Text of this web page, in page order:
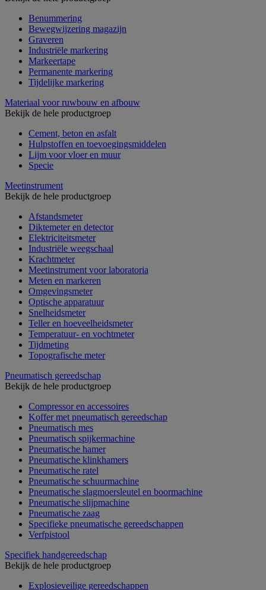
Benummering
Bewegwijzering magazijn
Graveren
Industriële markering
Markeertape
Permanente markering
Tijdelijke markering
Materiaal voor ruwbouw en afbouw
Bekijk de hele productgroep
Cement, beton en asfalt
Hulpstoffen en toevoegingsmiddelen
Lijm voor vloer en muur
Specie
Meetinstrument
Bekijk de hele productgroep
Afstandsmeter
Diktemeter en detector
Elektriciteitsmeter
Industriële weegschaal
Krachtmeter
Meetinstrument voor laboratoria
Meten en markeren
Omgevingsmeter
Optische apparatuur
Snelheidsmeter
Teller en hoeveelheidsmeter
Temperatuur- en vochtmeter
Tijdmeting
Topografische meter
Pneumatisch gereedschap
Bekijk de hele productgroep
Compressor en accessoires
Koffer met pneumatisch gereedschap
Pneumatisch mes
Pneumatisch spijkermachine
Pneumatische hamer
Pneumatische klinkhamers
Pneumatische ratel
Pneumatische schuurmachine
Pneumatische slagmoersleutel en boormachine
Pneumatische slijpmachine
Pneumatische zaag
Specifieke pneumatische gereedschappen
Verfpistool
Specifiek handgereedschap
Bekijk de hele productgroep
Explosieveilige gereedschappen